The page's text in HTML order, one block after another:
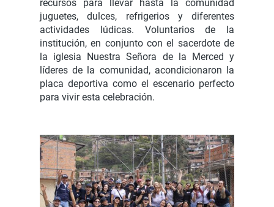
recursos para llevar hasta la comunidad
juguetes, dulces, refrigerios y diferentes
actividades lúdicas. Voluntarios de la
institución, en conjunto con el sacerdote de
la iglesia Nuestra Señora de la Merced y
líderes de la comunidad, acondicionaron la
placa deportiva como el escenario perfecto
para vivir esta celebración.